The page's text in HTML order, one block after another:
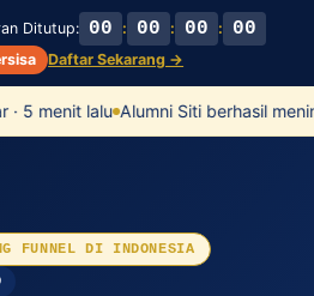
Ditutup: 00 : 00 : 00 : 00
Daftar Sekarang →
5 menit lalu Alumni Siti berhasil
FUNNEL DI INDONESIA